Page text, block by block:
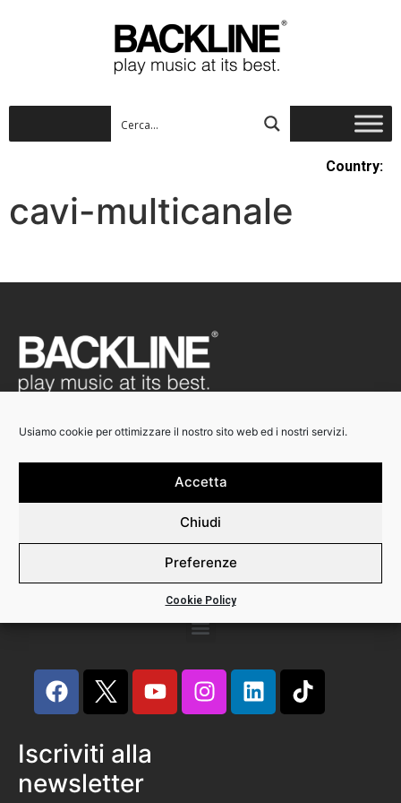
Usiamo cookie per ottimizzare il nostro sito web ed i nostri servizi.
Accetta
Chiudi
Preferenze
Cookie Policy
Country:
cavi-multicanale
Backline Srl
Via Calabria 3
Phone +39 02 82396445
Iscriviti alla
newsletter